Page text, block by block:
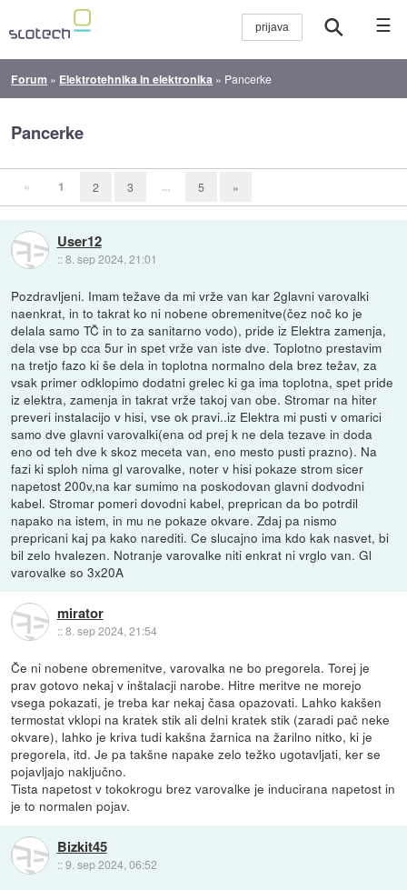
☰
Forum » Elektrotehnika in elektronika » Pancerke
Pancerke
« 1 2 3 ... 5 »
User12
::8. sep 2024, 21:01
Pozdravljeni. Imam težave da mi vrže van kar 2glavni varovalki
naenkrat, in to takrat ko ni nobene obremenitve(čez noč ko je
delala samo TČ in to za sanitarno vodo), pride iz Elektra zamenja,
dela vse bp cca 5ur in spet vrže van iste dve. Toplotno prestavim
na tretjo fazo ki še dela in toplotna normalno dela brez težav, za
vsak primer odklopimo dodatni grelec ki ga ima toplotna, spet pride
iz elektra, zamenja in takrat vrže takoj van obe. Stromar na hiter
preveri instalacijo v hisi, vse ok pravi..iz Elektra mi pusti v omarici
samo dve glavni varovalki(ena od prej k ne dela tezave in doda
eno od teh dve k skoz meceta van, eno mesto pusti prazno). Na
fazi ki sploh nima gl varovalke, noter v hisi pokaze strom sicer
napetost 200v,na kar sumimo na poskodovan glavni dodvodni
kabel. Stromar pomeri dovodni kabel, preprican da bo potrdil
napako na istem, in mu ne pokaze okvare. Zdaj pa nismo
prepricani kaj pa kako narediti. Ce slucajno ima kdo kak nasvet, bi
bil zelo hvalezen. Notranje varovalke niti enkrat ni vrglo van. Gl
varovalke so 3x20A
mirator
::8. sep 2024, 21:54
Če ni nobene obremenitve, varovalka ne bo pregorela. Torej je
prav gotovo nekaj v inštalacji narobe. Hitre meritve ne morejo
vsega pokazati, je treba kar nekaj časa opazovati. Lahko kakšen
termostat vklopi na kratek stik ali delni kratek stik (zaradi pač neke
okvare), lahko je kriva tudi kakšna žarnica na žarilno nitko, ki je
pregorela, itd. Je pa takšne napake zelo težko ugotavljati, ker se
pojavljajo naključno.
Tista napetost v tokokrogu brez varovalke je inducirana napetost in
je to normalen pojav.
Bizkit45
::9. sep 2024, 06:52